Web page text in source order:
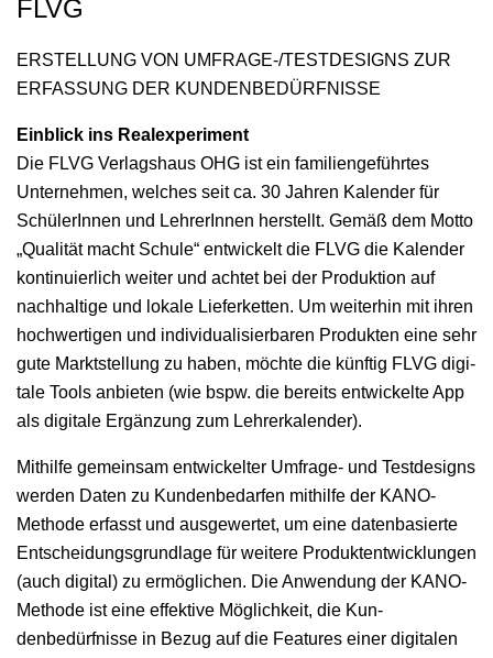
FLVG
ERSTELLUNG VON UMFRAGE-/TESTDESIGNS ZUR
ERFASSUNG DER KUNDENBEDÜRFNISSE
Ein­blick ins Real­ex­per­i­ment
Die FLVG Ver­lagshaus OHG ist ein fam­i­lienge­führtes
Unternehmen, welch­es seit ca. 30 Jahren Kalen­der für
Schü­lerIn­nen und LehrerIn­nen her­stellt. Gemäß dem Mot­to
„Qual­ität macht Schule“ entwick­elt die FLVG die Kalen­der
kon­tinuier­lich weit­er und achtet bei der Pro­duk­tion auf
nach­haltige und lokale Liefer­ket­ten. Um weit­er­hin mit ihren
hochw­er­ti­gen und indi­vid­u­al­isier­baren Pro­duk­ten eine sehr
gute Mark­t­stel­lung zu haben, möchte die kün­ftig FLVG dig­i­
tale Tools anbi­eten (wie bspw. die bere­its entwick­elte App
als dig­i­tale Ergänzung zum Lehrerkalender).
Mith­il­fe gemein­sam entwick­el­ter Umfrage- und Test­de­signs
wer­den Dat­en zu Kun­denbe­dar­fen mith­il­fe der KANO-
Meth­ode erfasst und aus­gew­ertet, um eine daten­basierte
Entschei­dungs­grund­lage für weit­ere Pro­duk­ten­twick­lun­gen
(auch dig­i­tal) zu ermöglichen. Die Anwen­dung der KANO-
Meth­ode ist eine effek­tive Möglichkeit, die Kun­
denbedürfnisse in Bezug auf die Fea­tures ein­er dig­i­tal­en